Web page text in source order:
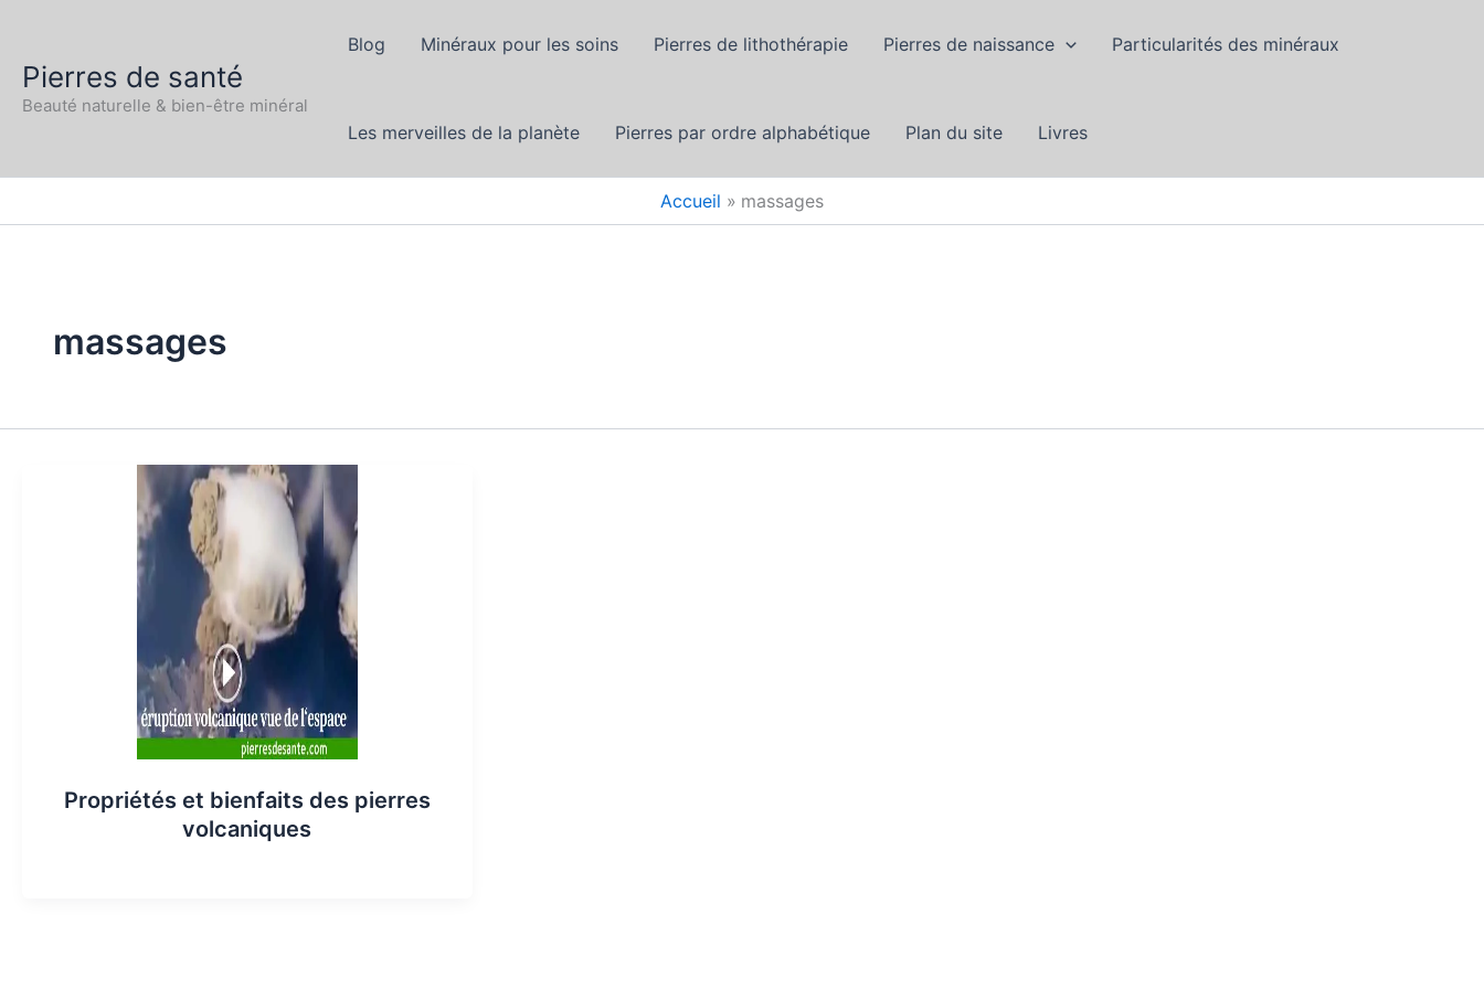
contenu
Pierres de santé
Beauté naturelle & bien-être minéral
Blog Minéraux pour les soins Pierres de lithothérapie Pierres de naissance Particularités des minéraux
Les merveilles de la planète Pierres par ordre alphabétique Plan du site Livres
Accueil massages
massages
Propriétés et bienfaits des pierres
volcaniques